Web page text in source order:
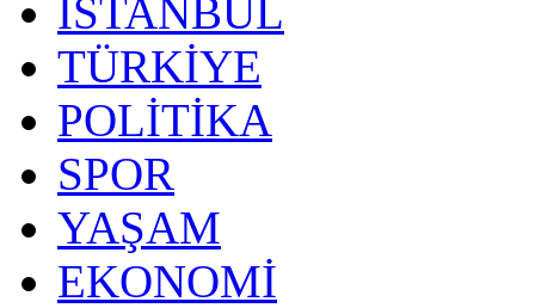
İSTANBUL
TÜRKİYE
POLİTİKA
SPOR
YAŞAM
EKONOMİ